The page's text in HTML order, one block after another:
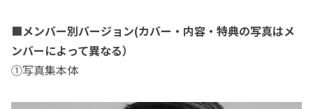
■メンバー別バージョン(カバー・内容・特典の写真はメ
ンバーによって異なる）
①写真集本体